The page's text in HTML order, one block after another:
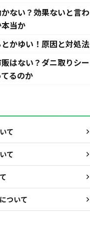
ない？効果ないと言わ
当か
かゆい！原因と対処法
はない？ダニ取りシー
るのか
て
て
ついて